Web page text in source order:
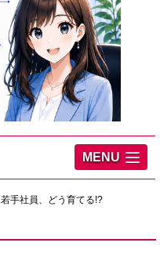
MENU
若手社員、どう育てる!?